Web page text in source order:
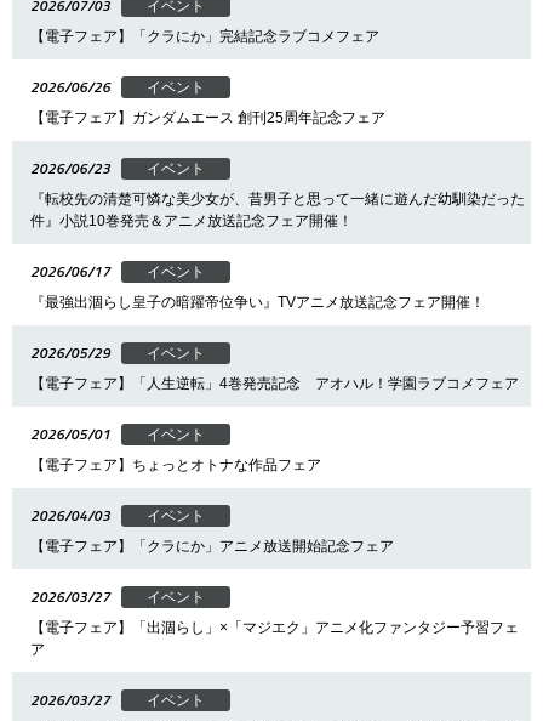
2026/07/03
イベント
【電子フェア】「クラにか」完結記念ラブコメフェア
2026/06/26
イベント
【電子フェア】ガンダムエース 創刊25周年記念フェア
2026/06/23
イベント
『転校先の清楚可憐な美少女が、昔男子と思って一緒に遊んだ幼馴染だった
件』小説10巻発売＆アニメ放送記念フェア開催！
2026/06/17
イベント
『最強出涸らし皇子の暗躍帝位争い』TVアニメ放送記念フェア開催！
2026/05/29
イベント
【電子フェア】「人生逆転」4巻発売記念 アオハル！学園ラブコメフェア
2026/05/01
イベント
【電子フェア】ちょっとオトナな作品フェア
2026/04/03
イベント
【電子フェア】「クラにか」アニメ放送開始記念フェア
2026/03/27
イベント
【電子フェア】「出涸らし」×「マジエク」アニメ化ファンタジー予習フェ
ア
2026/03/27
イベント